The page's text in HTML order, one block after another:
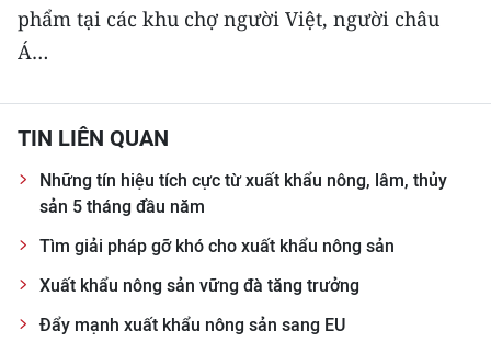
phẩm tại các khu chợ người Việt, người châu
Á…
TIN LIÊN QUAN
Những tín hiệu tích cực từ xuất khẩu nông, lâm, thủy
sản 5 tháng đầu năm
Tìm giải pháp gỡ khó cho xuất khẩu nông sản
Xuất khẩu nông sản vững đà tăng trưởng
Đẩy mạnh xuất khẩu nông sản sang EU